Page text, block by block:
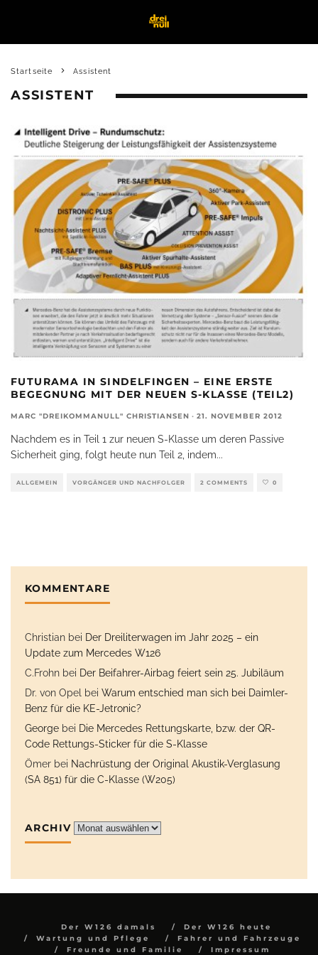
Startseite Assistent
ASSISTENT
FUTURAMA IN SINDELFINGEN – EINE ERSTE
BEGEGNUNG MIT DER NEUEN S-KLASSE (TEIL2)
MARC "DREIKOMMANULL" CHRISTIANSEN · 21. NOVEMBER 2012
Nachdem es in Teil 1 zur neuen S-Klasse um deren Passive
Sicherheit ging, folgt heute nun Teil 2, indem...
ALLGEMEIN VORGÄNGER UND NACHFOLGER 2 COMMENTS 0
KOMMENTARE
Christian bei Der Dreiliterwagen im Jahr 2025 – ein
Update zum Mercedes W126
C.Frohn bei Der Beifahrer-Airbag feiert sein 25. Jubiläum
Dr. von Opel
bei Warum entschied man sich bei Daimler-
Benz für die KE-Jetronic?
George bei Die Mercedes Rettungskarte, bzw. der QR-
Code Rettungs-Sticker für die S-Klasse
Ömer bei Nachrüstung der Original Akustik-Verglasung
(SA 851) für die C-Klasse (W205)
ARCHIV Archiv
Der W126 damals
Der W126 heute
Wartung und Pflege
Fahrer und Fahrzeuge
Freunde und Familie
Impressum